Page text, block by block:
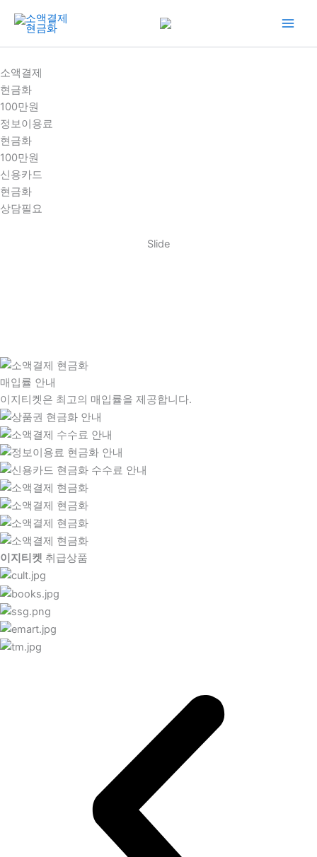
건
너
뛰
기
소액결제
현금화
100만원
정보이용료
현금화
100만원
신용카드
현금화
상담필요
Slide
매입률 안내
이지티켓은 최고의 매입률을 제공합니다.
이지티켓 취급상품